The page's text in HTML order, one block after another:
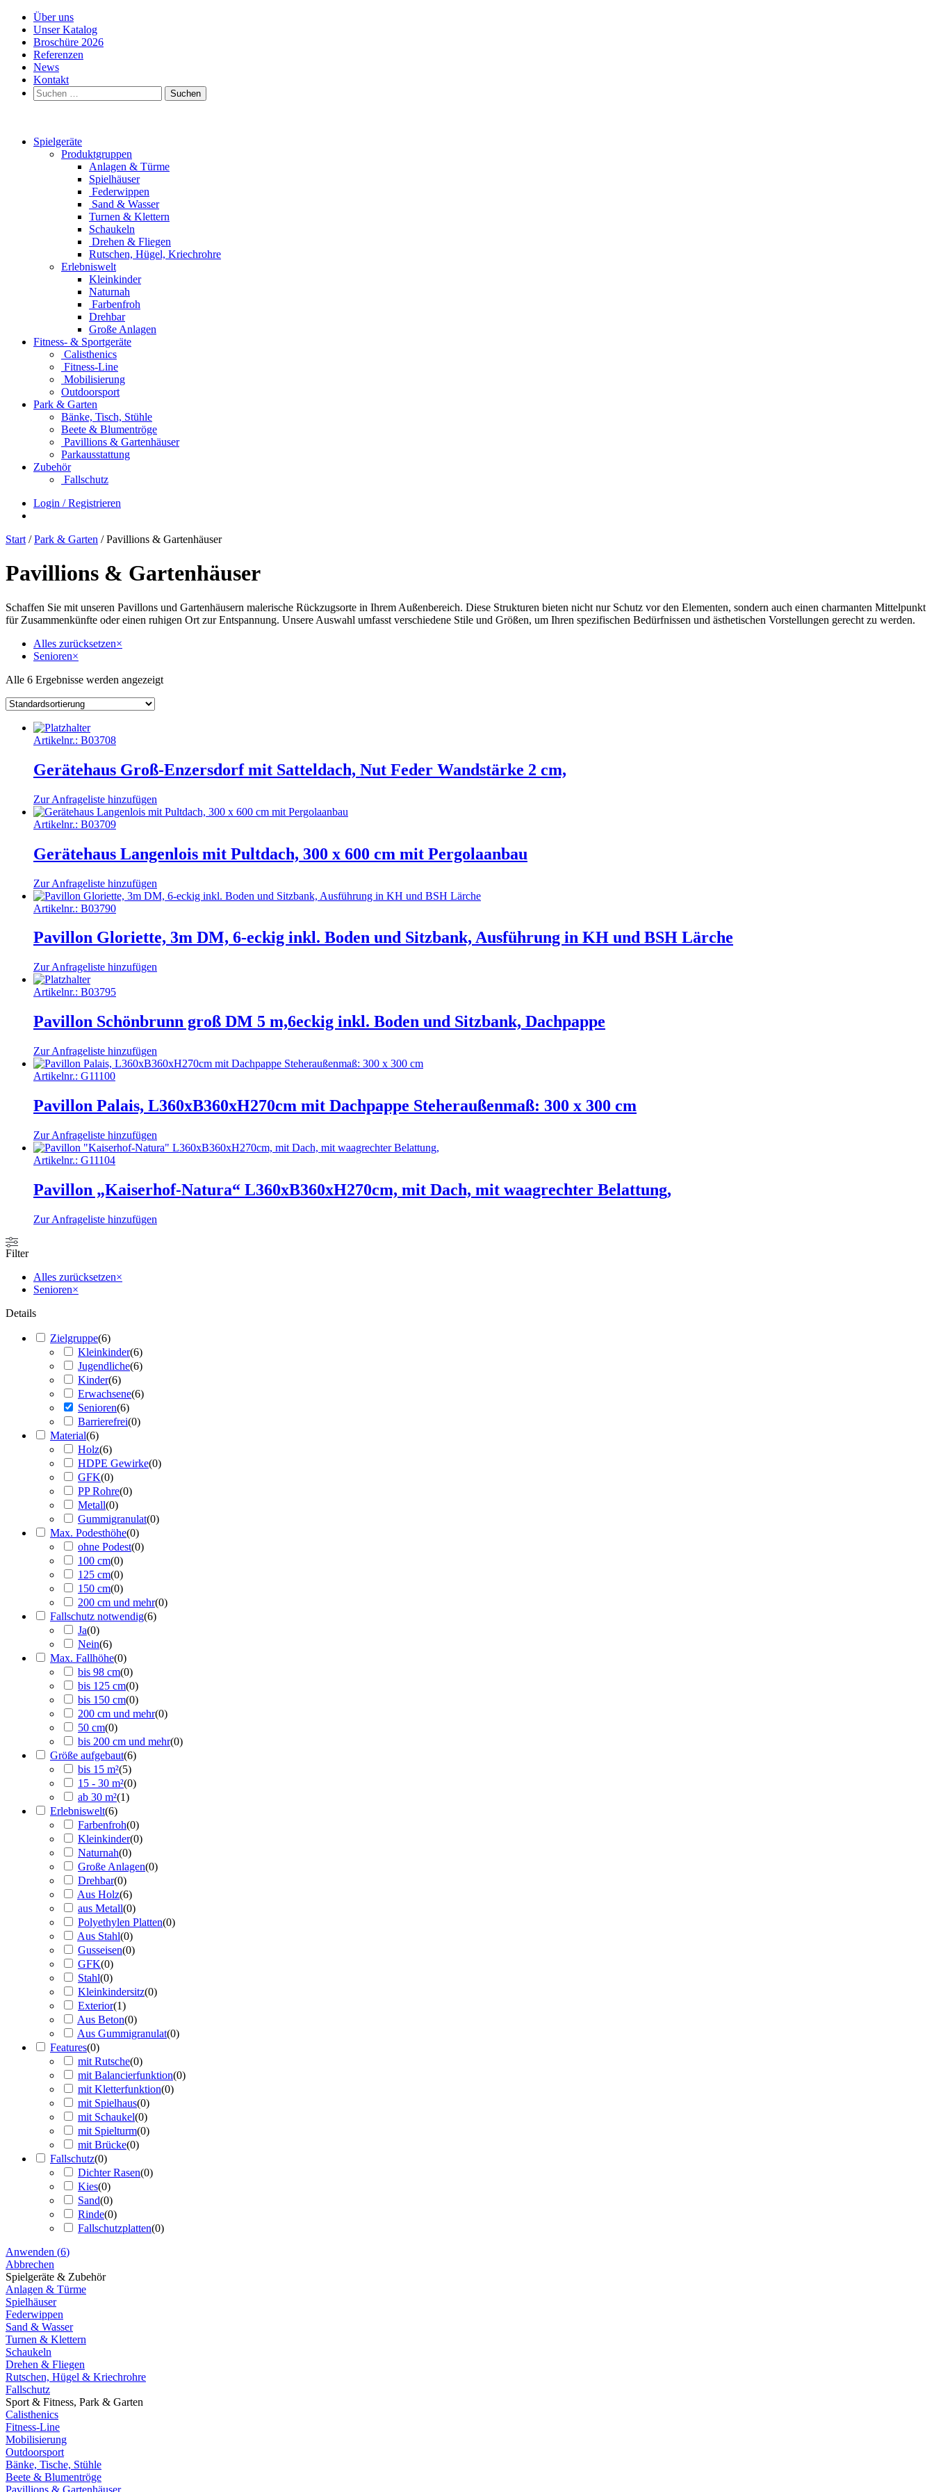
Über uns
Unser Katalog
Broschüre 2026
Referenzen
News
Kontakt
Suchen
nach:
Spielgeräte
Produktgruppen
Anlagen & Türme
Spielhäuser
Federwippen
Sand & Wasser
Turnen & Klettern
Schaukeln
Drehen & Fliegen
Rutschen, Hügel, Kriechrohre
Erlebniswelt
Kleinkinder
Naturnah
Farbenfroh
Drehbar
Große Anlagen
Fitness- & Sportgeräte
Calisthenics
Fitness-Line
Mobilisierung
Outdoorsport
Park & Garten
Bänke, Tisch, Stühle
Beete & Blumentröge
Pavillions & Gartenhäuser
Parkausstattung
Zubehör
Fallschutz
Login / Registrieren
Start /Park & Garten / Pavillions & Gartenhäuser
Pavillions & Gartenhäuser
Schaffen Sie mit unseren Pavillons und Gartenhäusern malerische Rückzugsorte in Ihrem Außenbereich. Diese Strukturen bieten nicht nur Schutz vor den Elementen, sondern auch einen charmanten Mittelpunkt
für Zusammenkünfte oder einen ruhigen Ort zur Entspannung. Unsere Auswahl umfasst verschiedene Stile und Größen, um Ihren spezifischen Bedürfnissen und ästhetischen Vorstellungen gerecht zu werden.
Alles zurücksetzen×
Senioren×
Alle 6 Ergebnisse werden angezeigt
Artikelnr.: B03708
Gerätehaus Groß-Enzersdorf mit Satteldach, Nut Feder Wandstärke 2 cm,
Zur Anfrageliste hinzufügen
Artikelnr.: B03709
Gerätehaus Langenlois mit Pultdach, 300 x 600 cm mit Pergolaanbau
Zur Anfrageliste hinzufügen
Artikelnr.: B03790
Pavillon Gloriette, 3m DM, 6-eckig inkl. Boden und Sitzbank, Ausführung in KH und BSH Lärche
Zur Anfrageliste hinzufügen
Artikelnr.: B03795
Pavillon Schönbrunn groß DM 5 m,6eckig inkl. Boden und Sitzbank, Dachpappe
Zur Anfrageliste hinzufügen
Artikelnr.: G11100
Pavillon Palais, L360xB360xH270cm mit Dachpappe Steheraußenmaß: 300 x 300 cm
Zur Anfrageliste hinzufügen
Artikelnr.: G11104
Pavillon „Kaiserhof-Natura“ L360xB360xH270cm, mit Dach, mit waagrechter Belattung,
Zur Anfrageliste hinzufügen
Filter
Alles zurücksetzen×
Senioren×
Details
Zielgruppe(6)
Kleinkinder(6)
Jugendliche(6)
Kinder(6)
Erwachsene(6)
Senioren(6)
Barrierefrei(0)
Material(6)
Holz(6)
HDPE Gewirke(0)
GFK(0)
PP Rohre(0)
Metall(0)
Gummigranulat(0)
Max. Podesthöhe(0)
ohne Podest(0)
100 cm(0)
125 cm(0)
150 cm(0)
200 cm und mehr(0)
Fallschutz notwendig(6)
Ja(0)
Nein(6)
Max. Fallhöhe(0)
bis 98 cm(0)
bis 125 cm(0)
bis 150 cm(0)
200 cm und mehr(0)
50 cm(0)
bis 200 cm und mehr(0)
Größe aufgebaut(6)
bis 15 m²(5)
15 - 30 m²(0)
ab 30 m²(1)
Erlebniswelt(6)
Farbenfroh(0)
Kleinkinder(0)
Naturnah(0)
Große Anlagen(0)
Drehbar(0)
Aus Holz(6)
aus Metall(0)
Polyethylen Platten(0)
Aus Stahl(0)
Gusseisen(0)
GFK(0)
Stahl(0)
Kleinkindersitz(0)
Exterior(1)
Aus Beton(0)
Aus Gummigranulat(0)
Features(0)
mit Rutsche(0)
mit Balancierfunktion(0)
mit Kletterfunktion(0)
mit Spielhaus(0)
mit Schaukel(0)
mit Spielturm(0)
mit Brücke(0)
Fallschutz(0)
Dichter Rasen(0)
Kies(0)
Sand(0)
Rinde(0)
Fallschutzplatten(0)
Anwenden (6)
Abbrechen
Spielgeräte & Zubehör
Anlagen & Türme
Spielhäuser
Federwippen
Sand & Wasser
Turnen & Klettern
Schaukeln
Drehen & Fliegen
Rutschen, Hügel & Kriechrohre
Fallschutz
Sport & Fitness, Park & Garten
Calisthenics
Fitness-Line
Mobilisierung
Outdoorsport
Bänke, Tische, Stühle
Beete & Blumentröge
Pavillions & Gartenhäuser